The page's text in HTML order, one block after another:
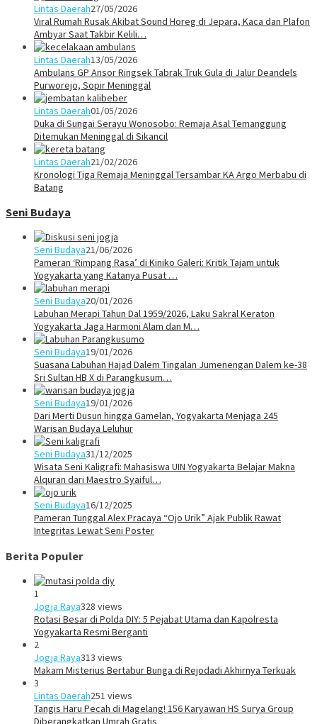
Lintas Daerah27/05/2026
Viral Rumah Rusak Akibat Sound Horeg di Jepara, Kaca dan Plafon
Ambyar Saat Takbir Kelili…
Lintas Daerah13/05/2026
Ambulans GP Ansor Ringsek Tabrak Truk Gula di Jalur Deandels
Purworejo, Sopir Meninggal
Lintas Daerah01/05/2026
Duka di Sungai Serayu Wonosobo: Remaja Asal Temanggung
Ditemukan Meninggal di Sikancil
Lintas Daerah21/02/2026
Kronologi Tiga Remaja Meninggal Tersambar KA Argo Merbabu di
Batang
Seni Budaya
Seni Budaya21/06/2026
Pameran ‘Rimpang Rasa’ di Kiniko Galeri: Kritik Tajam untuk
Yogyakarta yang Katanya Pusat …
Seni Budaya20/01/2026
Labuhan Merapi Tahun Dal 1959/2026, Laku Sakral Keraton
Yogyakarta Jaga Harmoni Alam dan M…
Seni Budaya19/01/2026
Suasana Labuhan Hajad Dalem Tingalan Jumenengan Dalem ke-38
Sri Sultan HB X di Parangkusum…
Seni Budaya19/01/2026
Dari Merti Dusun hingga Gamelan, Yogyakarta Menjaga 245
Warisan Budaya Leluhur
Seni Budaya31/12/2025
Wisata Seni Kaligrafi: Mahasiswa UIN Yogyakarta Belajar Makna
Alquran dari Maestro Syaiful…
Seni Budaya16/12/2025
Pameran Tunggal Alex Pracaya “Ojo Urik” Ajak Publik Rawat
Integritas Lewat Seni Poster
Berita Populer
1
Jogja Raya328 views
Rotasi Besar di Polda DIY: 5 Pejabat Utama dan Kapolresta
Yogyakarta Resmi Berganti
2
Jogja Raya313 views
Makam Misterius Bertabur Bunga di Rejodadi Akhirnya Terkuak
3
Lintas Daerah251 views
Tangis Haru Pecah di Magelang! 156 Karyawan HS Surya Group
Diberangkatkan Umrah Gratis